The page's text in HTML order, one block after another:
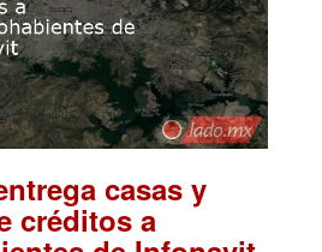
casas y
créditos a